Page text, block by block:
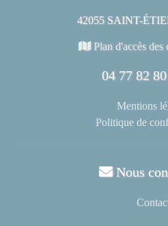
42055 SAINT-
Plan d'accès des
04 77 82
Mentions
Politique de
Nous